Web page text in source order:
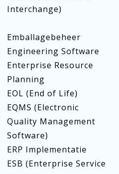
Interchange)
Emballagebeheer
Engineering Software
Enterprise Resource
Planning
EOL (End of Life)
EQMS (Electronic
Quality Management
Software)
ERP Implementatie
ESB (Enterprise Service